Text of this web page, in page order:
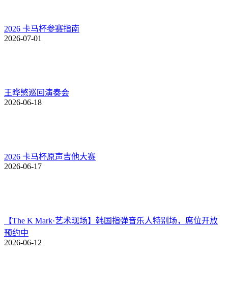
2026 卡马杯参赛指南
2026-07-01
王晔慜巡回演奏会
2026-06-18
2026 卡马杯原声吉他大赛
2026-06-17
【The K Mark·艺术现场】韩国指弹音乐人特别场，席位开放
预约中
2026-06-12